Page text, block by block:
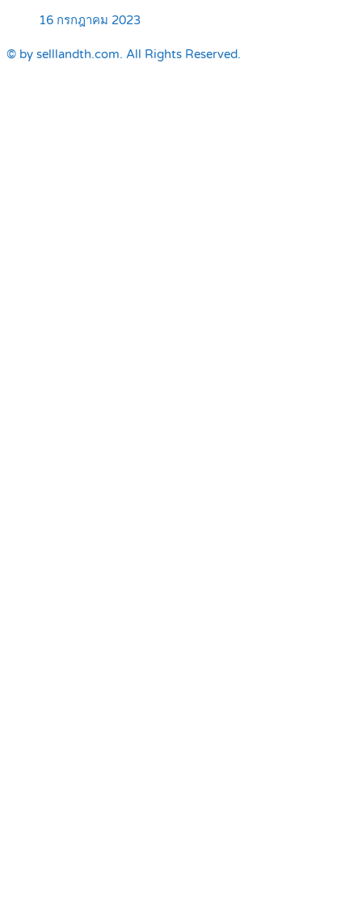
16 กรกฎาคม 2023
© by selllandth.com. All Rights Reserved.